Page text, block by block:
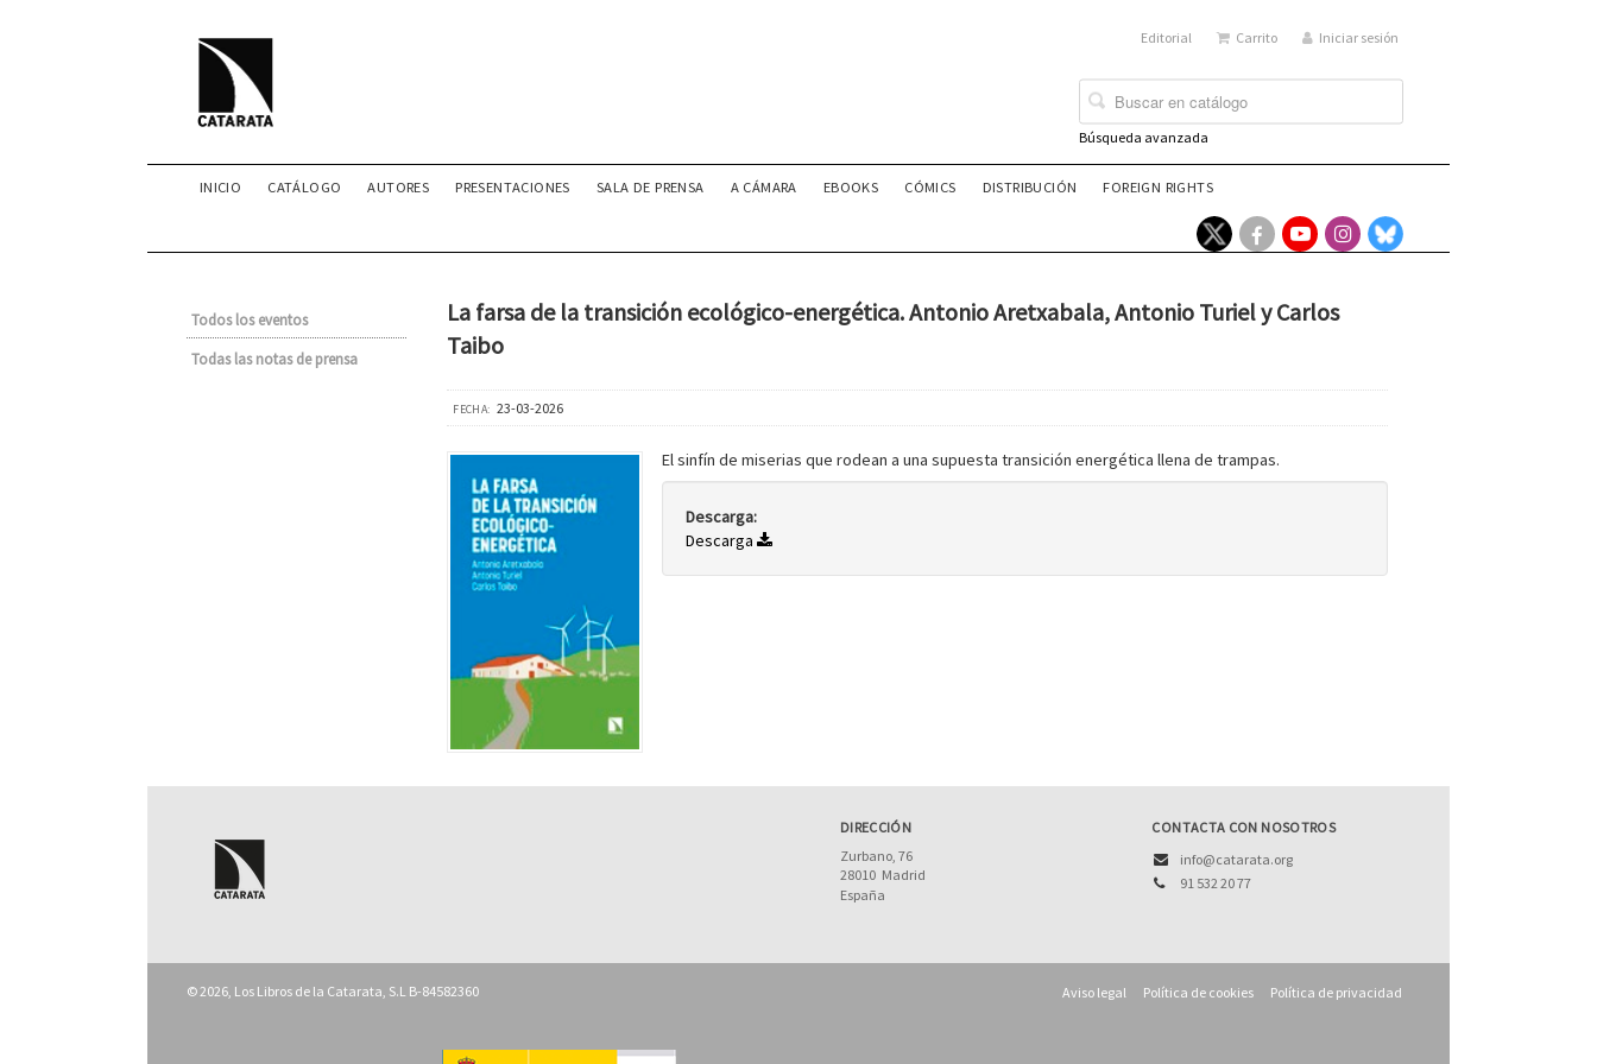
Editorial Carrito Iniciar sesión
Búsqueda avanzada
INICIO CATÁLOGO AUTORES PRESENTACIONES SALA DE PRENSA A CÁMARA EBOOKS CÓMICS DISTRIBUCIÓN FOREIGN RIGHTS
Todos los eventos
Todas las notas de prensa
La farsa de la transición ecológico-energética. Antonio Aretxabala, Antonio Turiel y Carlos
Taibo
FECHA: 23-03-2026
El sinfín de miserias que rodean a una supuesta transición energética llena de trampas.
Descarga:
Descarga
DIRECCIÓN
Zurbano, 76
28010 Madrid
España
CONTACTA CON NOSOTROS
info@catarata.org
91 532 20 77
© 2026, Los Libros de la Catarata, S.L B-84582360 Aviso legal Política de cookies Política de privacidad